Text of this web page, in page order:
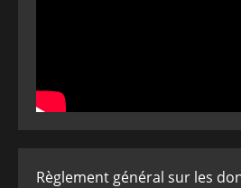
Règlement général sur les